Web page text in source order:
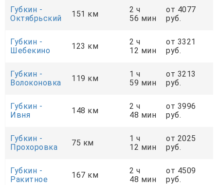
Губкин -
Октябрьский
151 км
2 ч
56 мин
от 4077
руб.
Губкин -
Шебекино
123 км
2 ч
12 мин
от 3321
руб.
Губкин -
Волоконовка
119 км
1 ч
59 мин
от 3213
руб.
Губкин -
Ивня
148 км
2 ч
48 мин
от 3996
руб.
Губкин -
Прохоровка
75 км
1 ч
12 мин
от 2025
руб.
Губкин -
Ракитное
167 км
2 ч
48 мин
от 4509
руб.